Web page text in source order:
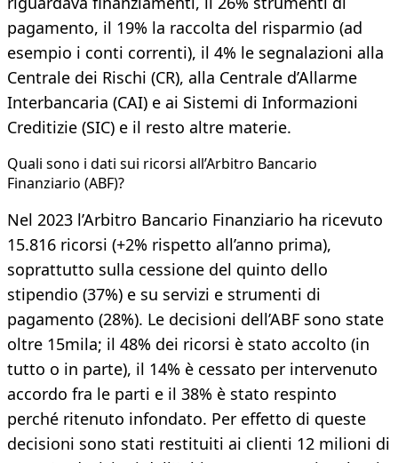
pagamento, il 19% la raccolta del risparmio (ad
esempio i conti correnti), il 4% le segnalazioni alla
Centrale dei Rischi (CR), alla Centrale d’Allarme
Interbancaria (CAI) e ai Sistemi di Informazioni
Creditizie (SIC) e il resto altre materie.
Quali sono i dati sui ricorsi all’Arbitro Bancario
Finanziario (ABF)?
Nel 2023 l’Arbitro Bancario Finanziario ha ricevuto
15.816 ricorsi (+2% rispetto all’anno prima),
soprattutto sulla cessione del quinto dello
stipendio (37%) e su servizi e strumenti di
pagamento (28%). Le decisioni dell’ABF sono state
oltre 15mila; il 48% dei ricorsi è stato accolto (in
tutto o in parte), il 14% è cessato per intervenuto
accordo fra le parti e il 38% è stato respinto
perché ritenuto infondato. Per effetto di queste
decisioni sono stati restituiti ai clienti 12 milioni di